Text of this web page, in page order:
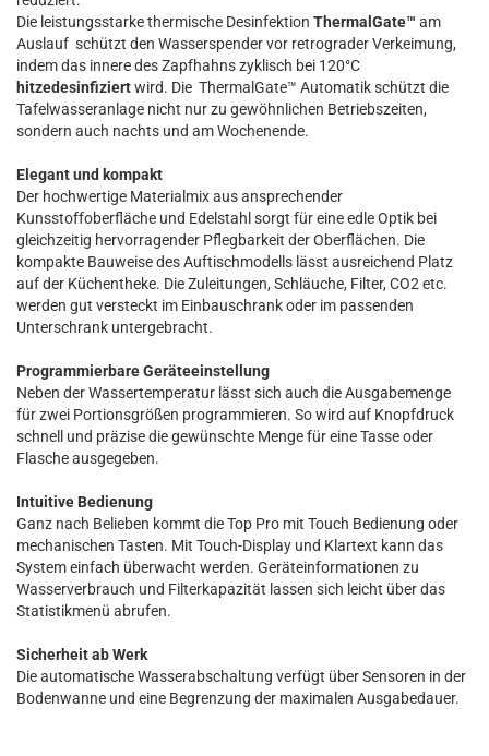
Die leistungsstarke thermische Desinfektion ThermalGate™ am
Auslauf schützt den Wasserspender vor retrograder Verkeimung,
indem das innere des Zapfhahns zyklisch bei 120°C
hitzedesinfiziertwird. Die ThermalGate™ Automatik schützt die
Tafelwasseranlage nicht nur zu gewöhnlichen Betriebszeiten,
sondern auch nachts und am Wochenende.
Elegant und kompakt
Der hochwertige Materialmix aus ansprechender
Kunsstoffoberfläche und Edelstahl sorgt für eine edle Optik bei
gleichzeitig hervorragender Pflegbarkeit der Oberflächen. Die
kompakte Bauweise des Auftischmodells lässt ausreichend Platz
auf der Küchentheke. Die Zuleitungen, Schläuche, Filter, CO2 etc.
werden gut versteckt im Einbauschrank oder im passenden
Unterschrank untergebracht.
Programmierbare Geräteeinstellung
Neben der Wassertemperatur lässt sich auch die Ausgabemenge
für zwei Portionsgrößen programmieren. So wird auf Knopfdruck
schnell und präzise die gewünschte Menge für eine Tasse oder
Flasche ausgegeben.
Intuitive Bedienung
Ganz nach Belieben kommt die Top Pro mit Touch Bedienung oder
mechanischen Tasten. Mit Touch-Display und Klartext kann das
System einfach überwacht werden. Geräteinformationen zu
Wasserverbrauch und Filterkapazität lassen sich leicht über das
Statistikmenü abrufen.
Sicherheit ab Werk
Die automatische Wasserabschaltung verfügt über Sensoren in der
Bodenwanne und eine Begrenzung der maximalen Ausgabedauer.